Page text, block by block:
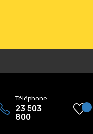
Téléphone:
23 503
800